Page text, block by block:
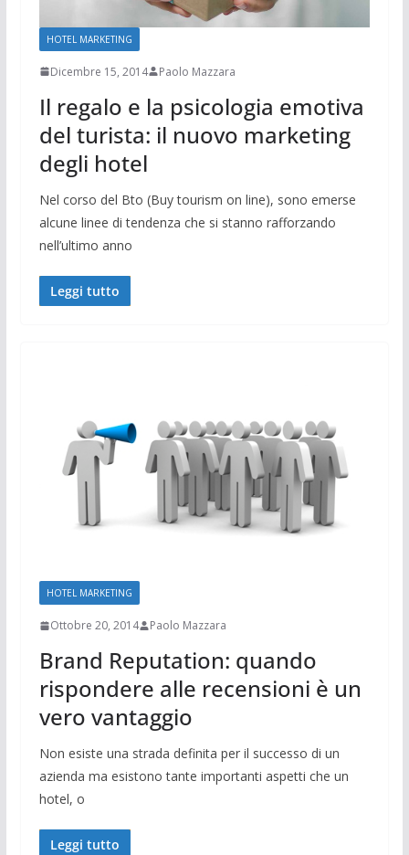
HOTEL MARKETING
Dicembre 15, 2014 Paolo Mazzara
Il regalo e la psicologia emotiva
del turista: il nuovo marketing
degli hotel
Nel corso del Bto (Buy tourism on line), sono emerse
alcune linee di tendenza che si stanno rafforzando
nell’ultimo anno
Leggi tutto
HOTEL MARKETING
Ottobre 20, 2014 Paolo Mazzara
Brand Reputation: quando
rispondere alle recensioni è un
vero vantaggio
Non esiste una strada definita per il successo di un
azienda ma esistono tante importanti aspetti che un
hotel, o
Leggi tutto